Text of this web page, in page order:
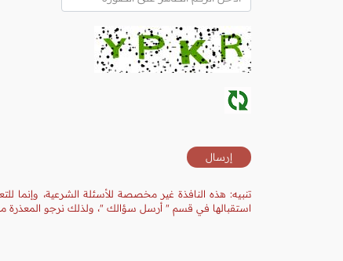
تنبيه: هذه النافذة غير مخصصة للأسئلة الشرعية، وإنما
استقبالها في قسم " أرسل سؤالك "، ولذلك نرجو المعذرة